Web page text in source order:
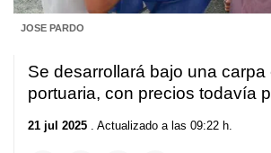
JOSE PARDO
Se desarrollará bajo una carpa
portuaria, con precios todavía
21 jul 2025 . Actualizado a las 09:22 h.